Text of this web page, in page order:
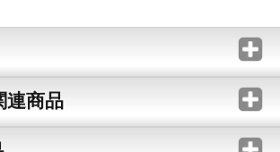
連商品